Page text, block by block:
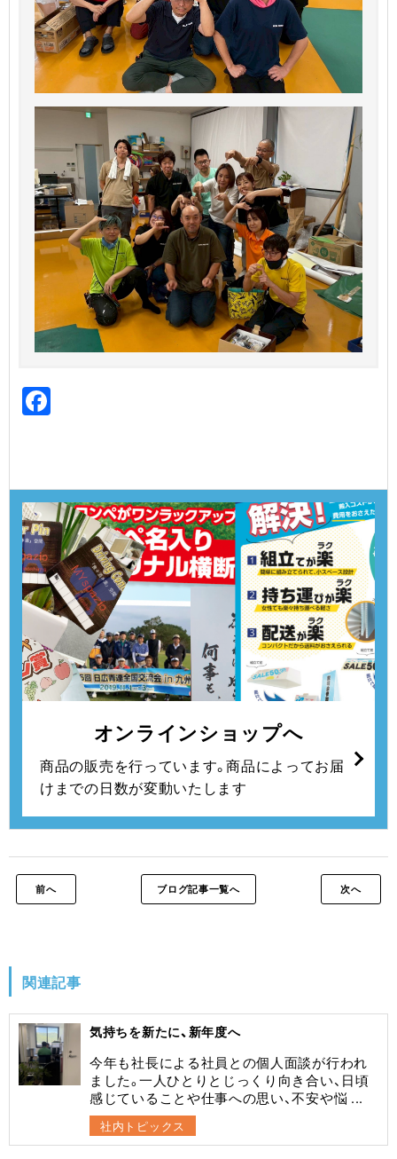
オンラインショップへ
商品の販売を行っています。商品によってお届
けまでの日数が変動いたします
前へ ブログ記事一覧へ 次へ
関連記事
気持ちを新たに、新年度へ
今年も社長による社員との個人面談が行われ
ました。一人ひとりとじっくり向き合い、日頃
感じていることや仕事への思い、不安や悩 ...
社内トピックス